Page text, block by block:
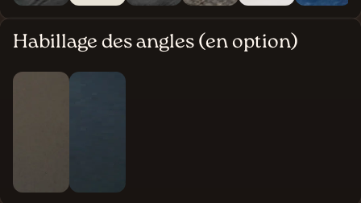
Habillage des angles (en option)